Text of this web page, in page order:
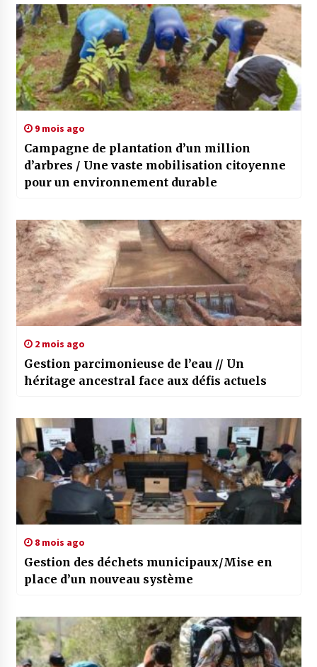
9 mois ago
Campagne de plantation d’un million
d’arbres / Une vaste mobilisation citoyenne
pour un environnement durable
2 mois ago
Gestion parcimonieuse de l’eau // Un
héritage ancestral face aux défis actuels
8 mois ago
Gestion des déchets municipaux/Mise en
place d’un nouveau système